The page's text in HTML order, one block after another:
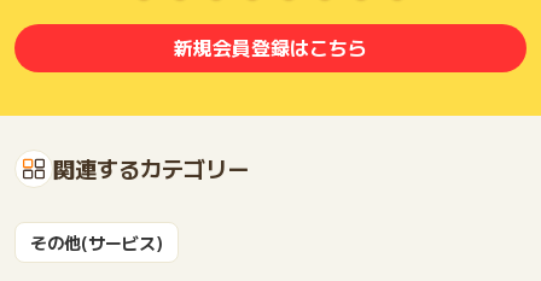
新規会員登録はこちら
関連するカテゴリー
その他(サービス)